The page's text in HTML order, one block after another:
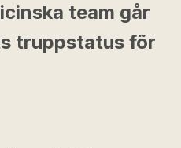
team går
truppstatus för